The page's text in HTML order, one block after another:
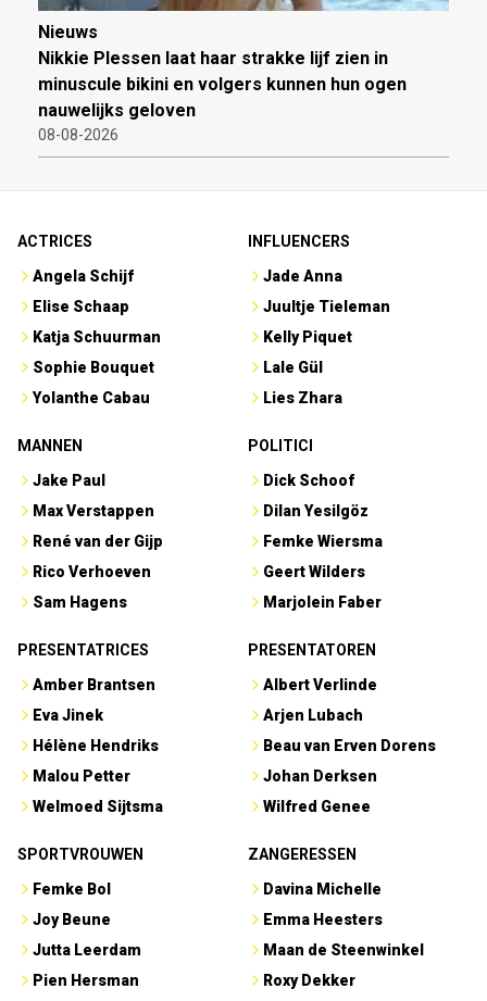
Nieuws
Nikkie Plessen laat haar strakke lijf zien in
minuscule bikini en volgers kunnen hun ogen
nauwelijks geloven
08-08-2026
ACTRICES
Angela Schijf
Elise Schaap
Katja Schuurman
Sophie Bouquet
Yolanthe Cabau
INFLUENCERS
Jade Anna
Juultje Tieleman
Kelly Piquet
Lale Gül
Lies Zhara
MANNEN
Jake Paul
Max Verstappen
René van der Gijp
Rico Verhoeven
Sam Hagens
POLITICI
Dick Schoof
Dilan Yesilgöz
Femke Wiersma
Geert Wilders
Marjolein Faber
PRESENTATRICES
Amber Brantsen
Eva Jinek
Hélène Hendriks
Malou Petter
Welmoed Sijtsma
PRESENTATOREN
Albert Verlinde
Arjen Lubach
Beau van Erven Dorens
Johan Derksen
Wilfred Genee
SPORTVROUWEN
Femke Bol
Joy Beune
Jutta Leerdam
Pien Hersman
ZANGERESSEN
Davina Michelle
Emma Heesters
Maan de Steenwinkel
Roxy Dekker